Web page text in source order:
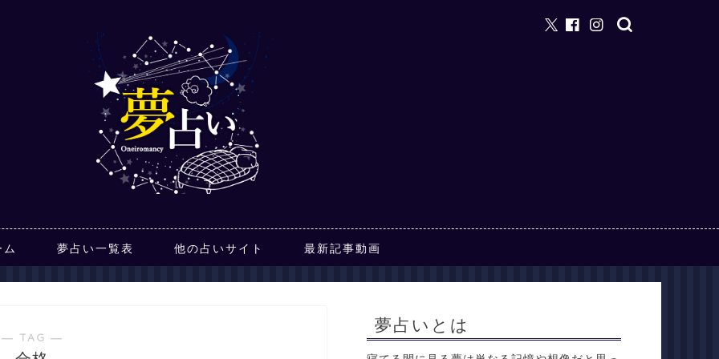
ム 夢占い一覧表 他の占いサイト 最新記事動画
― TAG ―
夢占いとは